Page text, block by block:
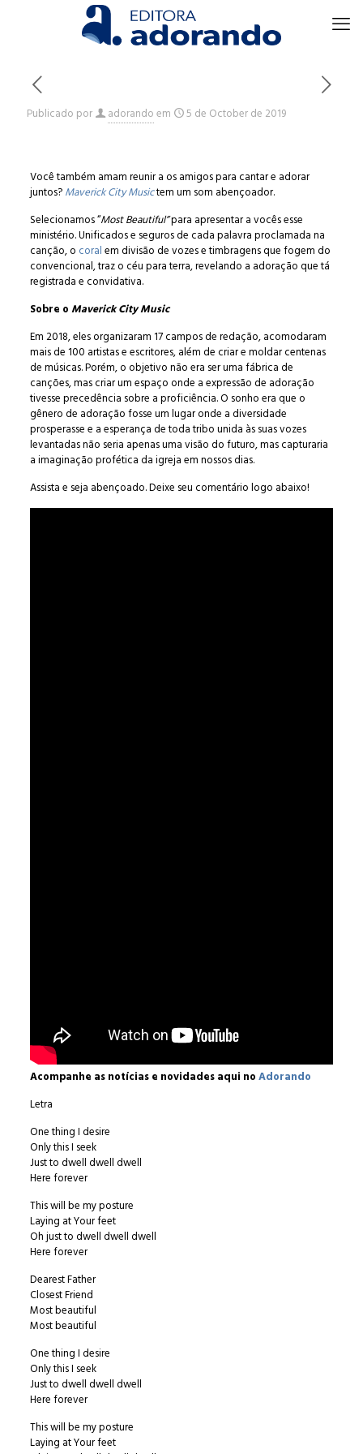
Publicado por adorandoem 5 de October de 2019
Você também amam reunir a os amigos para cantar e adorar
juntos?Maverick City Musictem um som abençoador.
Selecionamos “Most Beautiful”para apresentar a vocês esse
ministério. Unificados e seguros de cada palavra proclamada na
canção, o coralem divisão de vozes e timbragens que fogem do
convencional, traz o céu para terra, revelando a adoração que tá
registrada e convidativa.
Sobre oMaverick City Music
Em 2018, eles organizaram 17 campos de redação, acomodaram
mais de 100 artistas e escritores, além de criar e moldar centenas
de músicas. Porém, o objetivo não era ser uma fábrica de
canções, mas criar um espaço onde a expressão de adoração
tivesse precedência sobre a proficiência. O sonho era que o
gênero de adoração fosse um lugar onde a diversidade
prosperasse e a esperança de toda tribo unida às suas vozes
levantadas não seria apenas uma visão do futuro, mas capturaria
a imaginação profética da igreja em nossos dias.
Assista e seja abençoado. Deixe seu comentário logo abaixo!
Acompanhe as notícias e novidades aqui noAdorando
Letra
One thing I desire
Only this I seek
Just to dwell dwell dwell
Here forever
This will be my posture
Laying at Your feet
Oh just to dwell dwell dwell
Here forever
Dearest Father
Closest Friend
Most beautiful
Most beautiful
One thing I desire
Only this I seek
Just to dwell dwell dwell
Here forever
This will be my posture
Laying at Your feet